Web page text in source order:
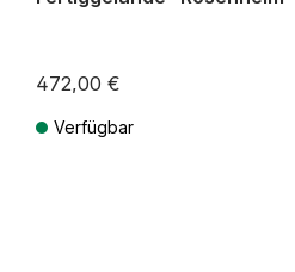
472,00 €
Verfügbar